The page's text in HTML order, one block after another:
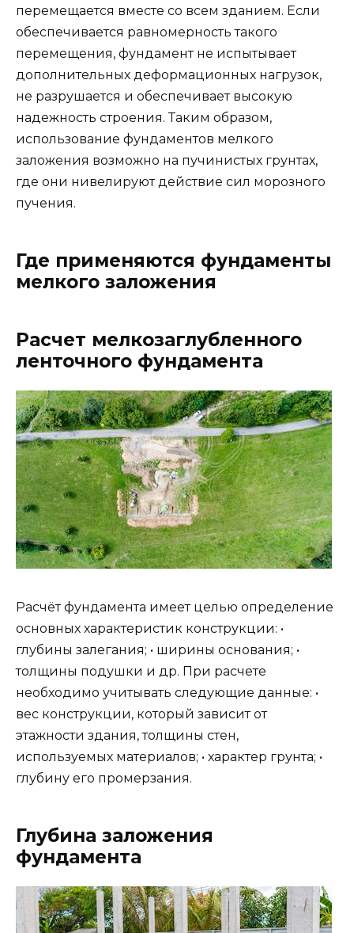
перемещается вместе со всем зданием. Если
обеспечивается равномерность такого
перемещения, фундамент не испытывает
дополнительных деформационных нагрузок,
не разрушается и обеспечивает высокую
надежность строения. Таким образом,
использование фундаментов мелкого
заложения возможно на пучинистых грунтах,
где они нивелируют действие сил морозного
пучения.
Где применяются фундаменты
мелкого заложения
Расчет мелкозаглубленного
ленточного фундамента
Расчёт фундамента имеет целью определение
основных характеристик конструкции: •
глубины залегания; • ширины основания; •
толщины подушки и др. При расчете
необходимо учитывать следующие данные: •
вес конструкции, который зависит от
этажности здания, толщины стен,
используемых материалов; • характер грунта; •
глубину его промерзания.
Глубина заложения
фундамента